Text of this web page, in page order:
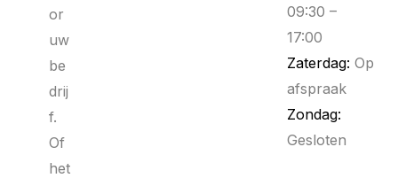
or
uw
be
drij
f.
Of
het
09:30 –
17:00
Zaterdag: Op
afspraak
Zondag:
Gesloten